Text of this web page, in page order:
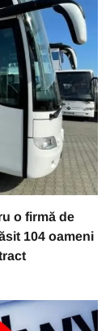
o firmă de
104 oameni